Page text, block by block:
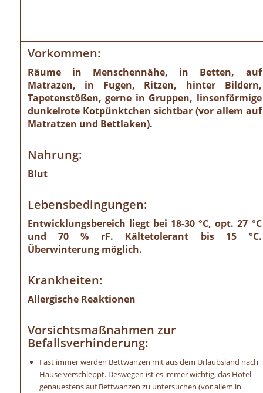
Vorkommen:
Räume in Menschennähe, in Betten, auf
Matrazen, in Fugen, Ritzen, hinter Bildern,
Tapetenstößen, gerne in Gruppen, linsenförmige
dunkelrote Kotpünktchen sichtbar (vor allem auf
Matratzen und Bettlaken).
Nahrung:
Blut
Lebensbedingungen:
Entwicklungsbereich liegt bei 18-30 °C, opt. 27 °C
und 70 % rF. Kältetolerant bis 15 °C.
Überwinterung möglich.
Krankheiten:
Allergische Reaktionen
Vorsichtsmaßnahmen zur
Befallsverhinderung:
Fast immer werden Bettwanzen mit aus dem Urlaubsland nach
Hause verschleppt. Deswegen ist es immer wichtig, das Hotel
genauestens auf Bettwanzen zu untersuchen (vor allem in